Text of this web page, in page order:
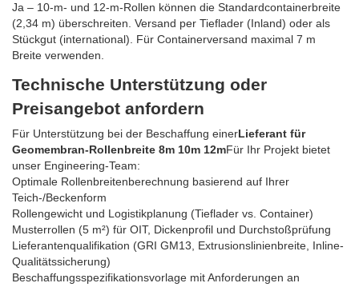
Ja – 10-m- und 12-m-Rollen können die Standardcontainerbreite
(2,34 m) überschreiten. Versand per Tieflader (Inland) oder als
Stückgut (international). Für Containerversand maximal 7 m
Breite verwenden.
Technische Unterstützung oder
Preisangebot anfordern
Für Unterstützung bei der Beschaffung einerLieferant für
Geomembran-Rollenbreite 8m 10m 12mFür Ihr Projekt bietet
unser Engineering-Team:
Optimale Rollenbreitenberechnung basierend auf Ihrer
Teich-/Beckenform
Rollengewicht und Logistikplanung (Tieflader vs. Container)
Musterrollen (5 m²) für OIT, Dickenprofil und Durchstoßprüfung
Lieferantenqualifikation (GRI GM13, Extrusionslinienbreite, Inline-
Qualitätssicherung)
Beschaffungsspezifikationsvorlage mit Anforderungen an